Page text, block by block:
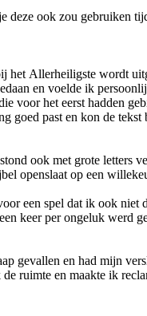
ook zou gebruiken
Allerheiligste wordt
en voelde ik
voor het eerst hadden
goed past en kon de tekst
ook met grote
openslaat op een
een spel dat ik ook
keer per ongeluk werd
gevallen en had mijn
ruimte en maakte ik